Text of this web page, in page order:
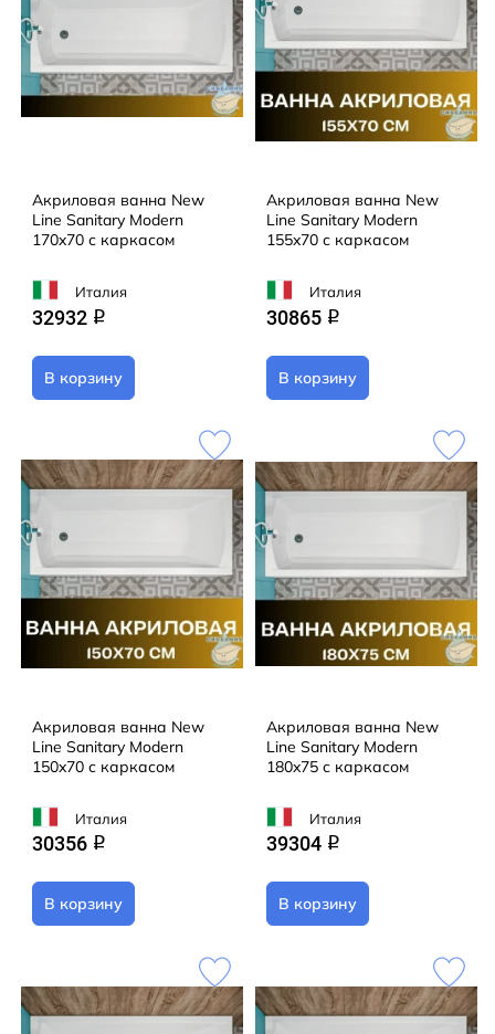
Акриловая ванна New
Line Sanitary Modern
170x70 с каркасом
Италия
32932 q
В корзину
Акриловая ванна New
Line Sanitary Modern
155x70 с каркасом
Италия
30865 q
В корзину
Акриловая ванна New
Line Sanitary Modern
150x70 с каркасом
Италия
30356 q
В корзину
Акриловая ванна New
Line Sanitary Modern
180x75 с каркасом
Италия
39304 q
В корзину